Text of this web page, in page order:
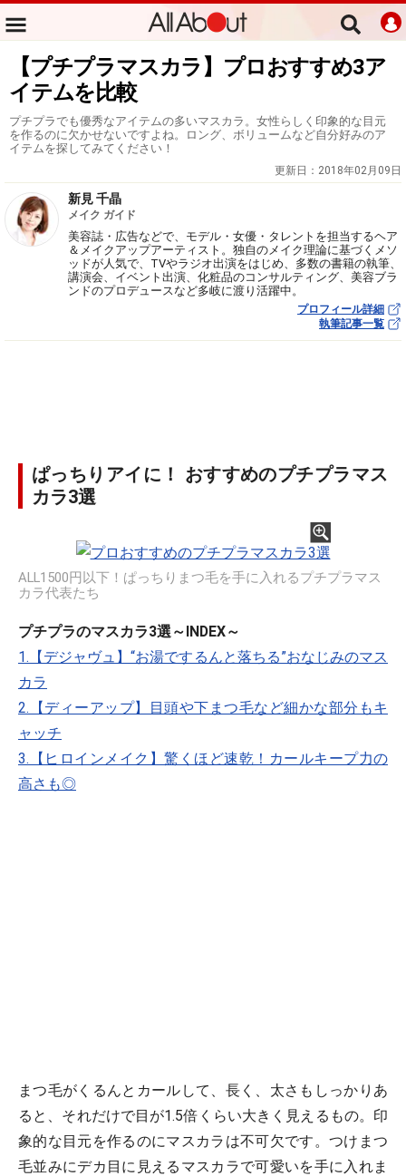
【プチプラマスカラ】プロおすすめ3ア
イテムを比較
プチプラでも優秀なアイテムの多いマスカラ。女性らしく印象的な目元
を作るのに欠かせないですよね。ロング、ボリュームなど自分好みのア
イテムを探してみてください！
更新日： 2018年02月09日
新見 千晶
メイク ガイド
美容誌・広告などで、モデル・女優・タレントを担当するヘア
＆メイクアップアーティスト。独自のメイク理論に基づくメソ
ッドが人気で、TVやラジオ出演をはじめ、多数の書籍の執筆、
講演会、イベント出演、化粧品のコンサルティング、美容ブラ
ンドのプロデュースなど多岐に渡り活躍中。
プロフィール詳細
執筆記事一覧
ぱっちりアイに！ おすすめのプチプラマス
カラ3選
ALL1500円以下！ぱっちりまつ毛を手に入れるプチプラマス
カラ代表たち
プチプラのマスカラ3選～INDEX～
1.【デジャヴュ】“お湯でするんと落ちる”おなじみのマス
カラ
2.【ディーアップ】目頭や下まつ毛など細かな部分もキ
ャッチ
3.【ヒロインメイク】驚くほど速乾！カールキープ力の
高さも◎
まつ毛がくるんとカールして、長く、太さもしっかりあ
ると、それだけで目が1.5倍くらい大きく見えるもの。印
象的な目元を作るのにマスカラは不可欠です。つけまつ
毛並みにデカ目に見えるマスカラで可愛いを手に入れま